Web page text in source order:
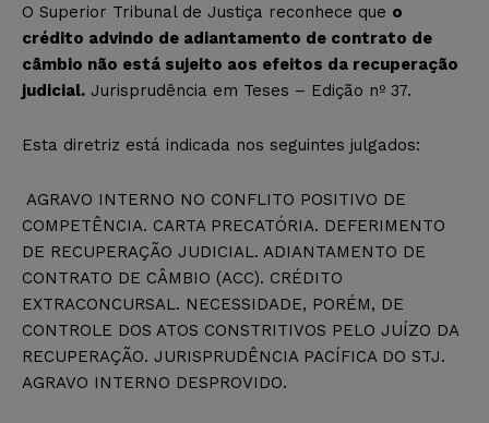
O Superior Tribunal de Justiça reconhece que o
crédito advindo de adiantamento de contrato de
câmbio não está sujeito aos efeitos da recuperação
judicial. Jurisprudência em Teses – Edição nº 37.
Esta diretriz está indicada nos seguintes julgados:
AGRAVO INTERNO NO CONFLITO POSITIVO DE
COMPETÊNCIA. CARTA PRECATÓRIA. DEFERIMENTO
DE RECUPERAÇÃO JUDICIAL. ADIANTAMENTO DE
CONTRATO DE CÂMBIO (ACC). CRÉDITO
EXTRACONCURSAL. NECESSIDADE, PORÉM, DE
CONTROLE DOS ATOS CONSTRITIVOS PELO JUÍZO DA
RECUPERAÇÃO. JURISPRUDÊNCIA PACÍFICA DO STJ.
AGRAVO INTERNO DESPROVIDO.